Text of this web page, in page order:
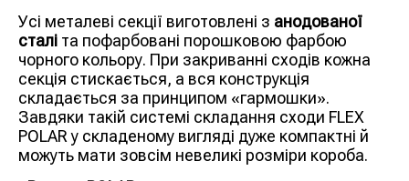
Усі металеві секції виготовлені з анодованої
сталі та пофарбовані порошковою фарбою
чорного кольору. При закриванні сходів кожна
секція стискається, а вся конструкція
складається за принципом «гармошки».
Завдяки такій системі складання сходи FLEX
POLAR у складеному вигляді дуже компактні й
можуть мати зовсім невеликі розміри короба.